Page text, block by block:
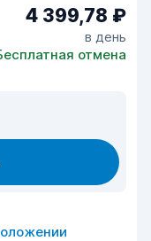
4 399,78 ₽
в день
отмена